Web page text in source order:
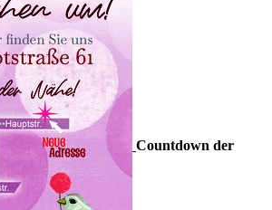
Countdown der